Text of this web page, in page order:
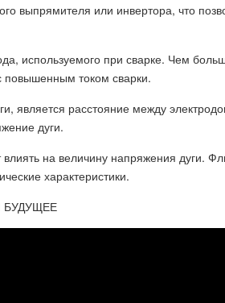
выпрямителя или инвертора, что
используемого при сварке. Чем
повышенным током сварки.
является расстояние между
дуги.
на величину напряжения дуги.
характеристики.